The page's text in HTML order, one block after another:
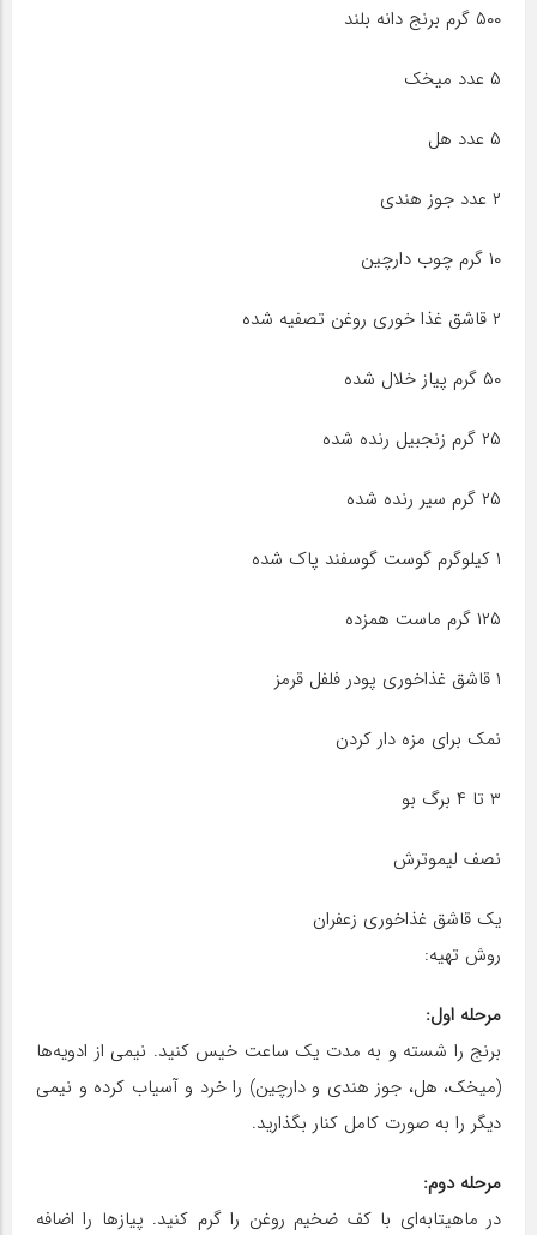
۵۰۰ گرم برنج دانه بلند
۵ عدد میخک
۵ عدد هل
۲ عدد جوز هندی
۱۰ گرم چوب دارچین
۲ قاشق غذا خوری روغن تصفیه شده
۵۰ گرم پیاز خلال شده
۲۵ گرم زنجبیل رنده شده
۲۵ گرم سیر رنده شده
۱ کیلوگرم گوست گوسفند پاک شده
۱۲۵ گرم ماست همزده
۱ قاشق غذاخوری پودر فلفل قرمز
نمک برای مزه دار کردن
۳ تا ۴ برگ بو
نصف لیموترش
یک قاشق غذاخوری زعفران
روش تهیه:
مرحله اول:
برنج را شسته و به مدت یک ساعت خیس کنید. نیمی از ادویه‌ها
(میخک، هل، جوز هندی و دارچین) را خرد و آسیاب کرده و نیمی
دیگر را به صورت کامل کنار بگذارید.
مرحله دوم:
در ماهیتابه‌ای با کف ضخیم روغن را گرم کنید. پیاز‌ها را اضافه